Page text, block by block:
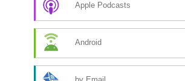
Apple Podcasts
Android